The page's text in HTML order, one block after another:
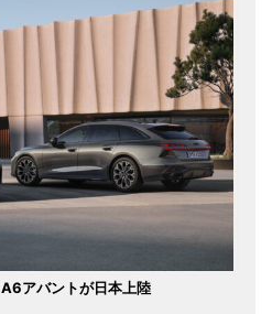
アバントが日本上陸